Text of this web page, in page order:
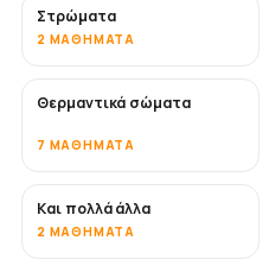
Στρώματα
2 ΜΑΘΉΜΑΤΑ
ΣΎΝΤΟΜΑ
Θερμαντικά σώματα
7 ΜΑΘΉΜΑΤΑ
ΣΎΝΤΟΜΑ
Και πολλά άλλα
2 ΜΑΘΉΜΑΤΑ